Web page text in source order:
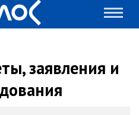
заявления и